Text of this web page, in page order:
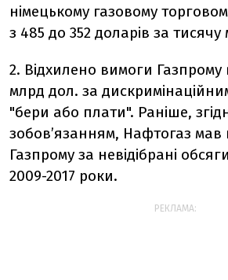
німецькому газовому
з 485 до 352 доларів за тисячу
2. Відхилено вимоги Газпрому
млрд дол. за
"бери або плати". Раніше,
зобов’язанням, Нафтогаз мав
Газпрому за невідібрані
2009-2017 роки.
РЕКЛАМА: